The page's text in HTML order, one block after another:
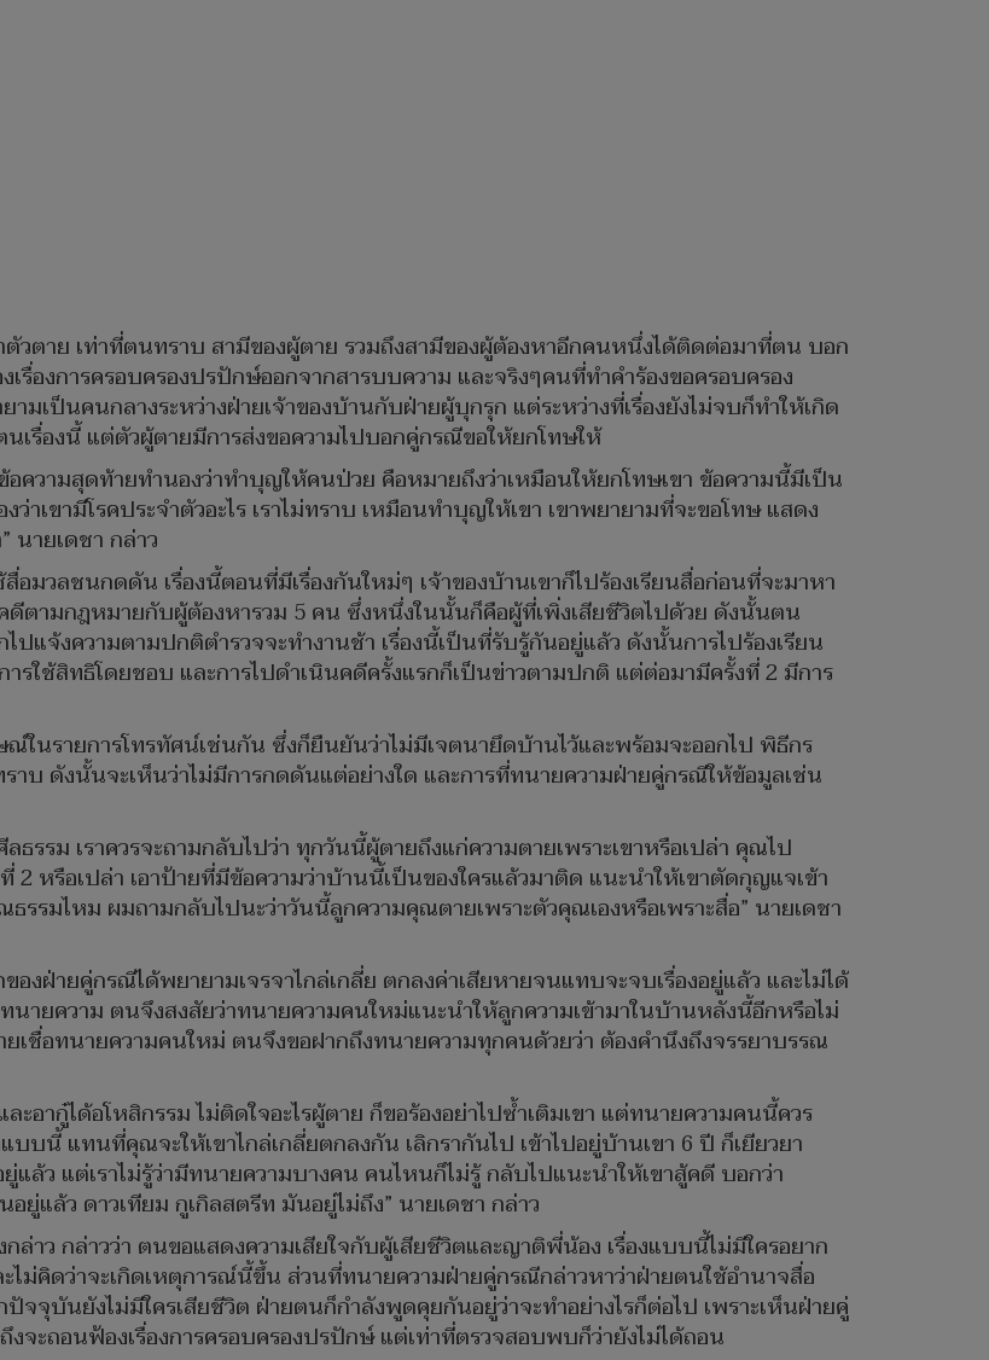
วตาย เท่าที่ตนทราบ สามีของผู้ตาย รวมถึงสามีของผู้ต้องหาอีกคนหนึ่งได้ติดต่อมาที่ตน บอก
รื่องการครอบครองปรปักษ์ออกจากสารบบความ และจริงๆคนที่ทำคำร้องขอครอบครอง
เป็นคนกลางระหว่างฝ่ายเจ้าของบ้านกับฝ่ายผู้บุกรุก แต่ระหว่างที่เรื่องยังไม่จบก็ทำให้เกิด
เรื่องนี้ แต่ตัวผู้ตายมีการส่งขอความไปบอกคู่กรณีขอให้ยกโทษให้
อความสุดท้ายทำนองว่าทำบุญให้คนป่วย คือหมายถึงว่าเหมือนให้ยกโทษเขา ข้อความนี้มีเป็น
เขามีโรคประจำตัวอะไร เราไม่ทราบ เหมือนทำบุญให้เขา เขาพยายามที่จะขอโทษ แสดง
นายเดชา กล่าว
อมวลชนกดดัน เรื่องนี้ตอนที่มีเรื่องกันใหม่ๆ เจ้าของบ้านเขาก็ไปร้องเรียนสื่อก่อนที่จะมาหา
ดีตามกฎหมายกับผู้ต้องหารวม 5 คน ซึ่งหนึ่งในนั้นก็คือผู้ที่เพิ่งเสียชีวิตไปด้วย ดังนั้นตน
ไปแจ้งความตามปกติตำรวจจะทำงานช้า เรื่องนี้เป็นที่รับรู้กันอยู่แล้ว ดังนั้นการไปร้องเรียน
รใช้สิทธิโดยชอบ และการไปดำเนินคดีครั้งแรกก็เป็นข่าวตามปกติ แต่ต่อมามีครั้งที่ 2 มีการ
นรายการโทรทัศน์เช่นกัน ซึ่งก็ยืนยันว่าไม่มีเจตนายึดบ้านไว้และพร้อมจะออกไป พิธีกร
าบ ดังนั้นจะเห็นว่าไม่มีการกดดันแต่อย่างใด และการที่ทนายความฝ่ายคู่กรณีให้ข้อมูลเช่น
รรม เราควรจะถามกลับไปว่า ทุกวันนี้ผู้ตายถึงแก่ความตายเพราะเขาหรือเปล่า คุณไป
2 หรือเปล่า เอาป้ายที่มีข้อความว่าบ้านนี้เป็นของใครแล้วมาติด แนะนำให้เขาตัดกุญแจเข้า
มไหม ผมถามกลับไปนะว่าวันนี้ลูกความคุณตายเพราะตัวคุณเองหรือเพราะสื่อ” นายเดชา
งฝ่ายคู่กรณีได้พยายามเจรจาไกล่เกลี่ย ตกลงค่าเสียหายจนแทบจะจบเรื่องอยู่แล้ว และไม่ได้
ายความ ตนจึงสงสัยว่าทนายความคนใหม่แนะนำให้ลูกความเข้ามาในบ้านหลังนี้อีกหรือไม่
เชื่อทนายความคนใหม่ ตนจึงขอฝากถึงทนายความทุกคนด้วยว่า ต้องคำนึงถึงจรรยาบรรณ
ะอากู๋ได้อโหสิกรรม ไม่ติดใจอะไรผู้ตาย ก็ขอร้องอย่าไปซ้ำเติมเขา แต่ทนายความคนนี้ควร
บนี้ แทนที่คุณจะให้เขาไกล่เกลี่ยตกลงกัน เลิกรากันไป เข้าไปอยู่บ้านเขา 6 ปี ก็เยียวยา
ล้ว แต่เราไม่รู้ว่ามีทนายความบางคน คนไหนก็ไม่รู้ กลับไปแนะนำให้เขาสู้คดี บอกว่า
ยู่แล้ว ดาวเทียม กูเกิลสตรีท มันอยู่ไม่ถึง” นายเดชา กล่าว
าว กล่าวว่า ตนขอแสดงความเสียใจกับผู้เสียชีวิตและญาติพี่น้อง เรื่องแบบนี้ไม่มีใครอยาก
ไม่คิดว่าจะเกิดเหตุการณ์นี้ขึ้น ส่วนที่ทนายความฝ่ายคู่กรณีกล่าวหาว่าฝ่ายตนใช้อำนาจสื่อ
บันยังไม่มีใครเสียชีวิต ฝ่ายตนก็กำลังพูดคุยกันอยู่ว่าจะทำอย่างไรก็ต่อไป เพราะเห็นฝ่ายคู่
จะถอนฟ้องเรื่องการครอบครองปรปักษ์ แต่เท่าที่ตรวจสอบพบก็ว่ายังไม่ได้ถอน